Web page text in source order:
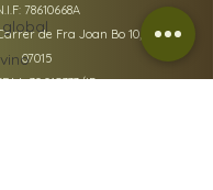
78610668A
de Fra Joan Bo 10, Gènova
07015
30.015333/IB